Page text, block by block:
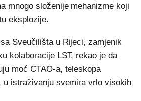
mnogo složenije mehanizme koji
eksplozije.
Sveučilišta u Rijeci, zamjenik
kolaboracije LST, rekao je da
moć CTAO-a, teleskopa
u istraživanju svemira vrlo visokih